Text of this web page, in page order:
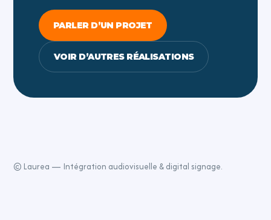
PARLER D’UN PROJET
VOIR D’AUTRES RÉALISATIONS
© Laurea — Intégration audiovisuelle & digital signage.